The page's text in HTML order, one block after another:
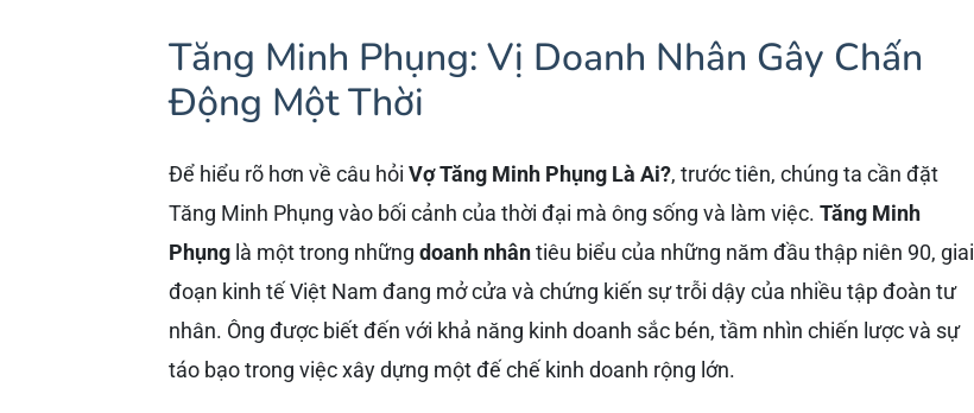
Tăng Minh Phụng: Vị Doanh Nhân Gây Chấn
Động Một Thời
Để hiểu rõ hơn về câu hỏi Vợ Tăng Minh Phụng Là Ai?, trước tiên, chúng ta cần đặt
Tăng Minh Phụng vào bối cảnh của thời đại mà ông sống và làm việc. Tăng Minh
Phụng là một trong những doanh nhântiêu biểu của những năm đầu thập niên 90, giai
đoạn kinh tế Việt Nam đang mở cửa và chứng kiến sự trỗi dậy của nhiều tập đoàn tư
nhân. Ông được biết đến với khả năng kinh doanh sắc bén, tầm nhìn chiến lược và sự
táo bạo trong việc xây dựng một đế chế kinh doanh rộng lớn.